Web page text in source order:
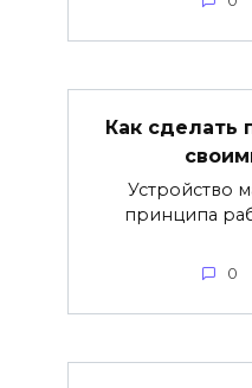
Как сделать
Устройство
принципа
0